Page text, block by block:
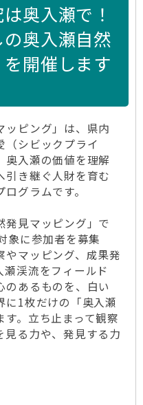
奥入瀬で！
奥入瀬自然
開催します
ッピング」は、県内
（シビックプライ
奥入瀬の価値を理解
引き継ぐ人財を育む
グラムです。
発見マッピング」で
象に参加者を募集
やマッピング、成果発
渓流をフィールド
のあるものを、白い
に1枚だけの「奥入瀬
。立ち止まって観察
見る力や、発見する力